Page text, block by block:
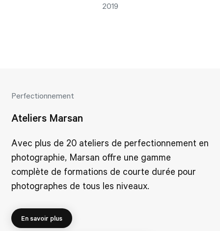
2019
Perfectionnement
Ateliers Marsan
Avec plus de 20 ateliers de perfectionnement en
photographie, Marsan offre une gamme
complète de formations de courte durée pour
photographes de tous les niveaux.
En savoir plus